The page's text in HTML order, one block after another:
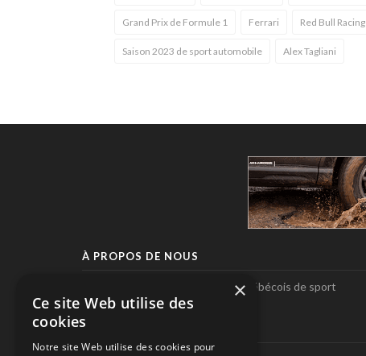
Grand Prix de Formule 1 Ferrari Red Bull Racing
Saison 2023 de sport automobile Alex Tagliani
À PROPOS DE NOUS
Pole-Position, le seul magazine québécois de sport
automobile.
SUIVEZ-NOUS
×
Ce site Web utilise des
cookies
Notre site Web utilise des cookies pour